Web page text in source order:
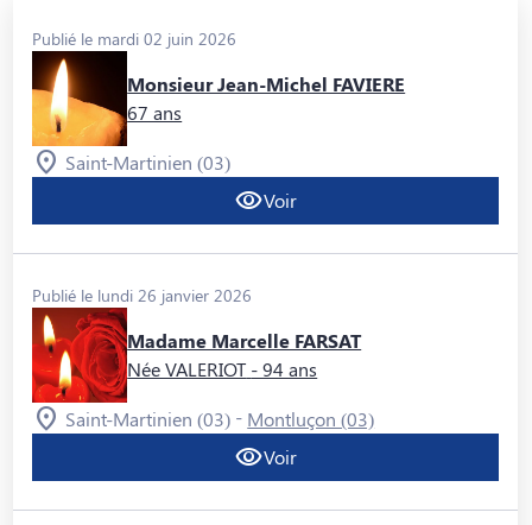
Publié le mardi 02 juin 2026
Monsieur Jean-Michel FAVIERE
67 ans
Saint-Martinien (03)
Voir
Publié le lundi 26 janvier 2026
Madame Marcelle FARSAT
Née VALERIOT - 94 ans
Saint-Martinien (03) - Montluçon (03)
Voir